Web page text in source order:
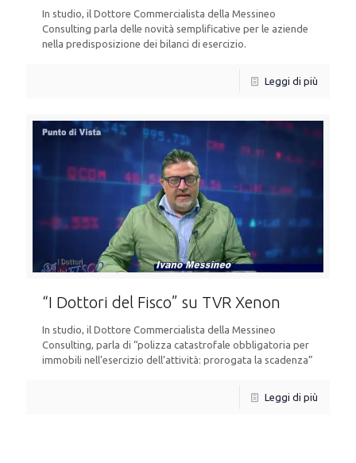
In studio, il Dottore Commercialista della Messineo
Consulting parla delle novità semplificative per le aziende
nella predisposizione dei bilanci di esercizio.
Leggi di più
“I Dottori del Fisco” su TVR Xenon
In studio, il Dottore Commercialista della Messineo
Consulting, parla di “polizza catastrofale obbligatoria per
immobili nell’esercizio dell’attività: prorogata la scadenza”
Leggi di più